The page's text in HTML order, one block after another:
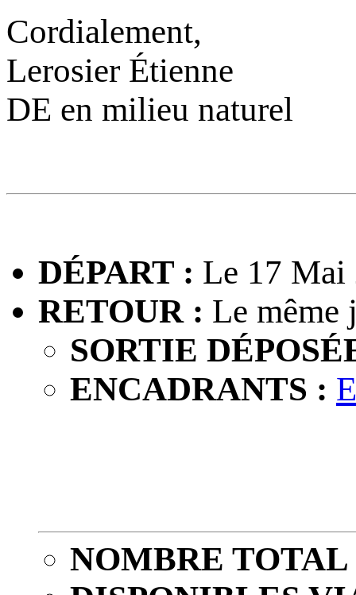
Cordialement,
Lerosier Étienne
DE en milieu naturel
DÉPART : Le 17 Mai
RETOUR : Le même
SORTIE
ENCADRANTS :
NOMBRE TOTAL